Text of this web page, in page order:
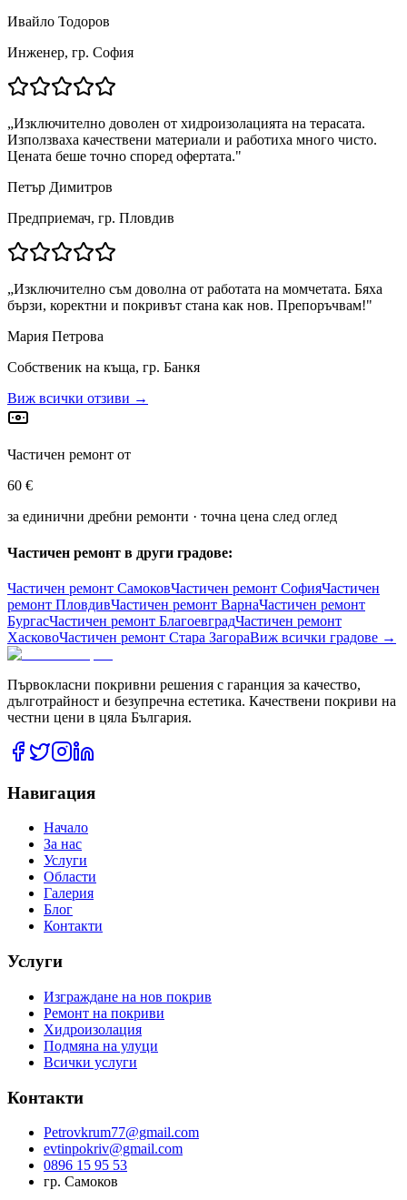
Ивайло Тодоров
Инженер, гр. София
„Изключително доволен от хидроизолацията на терасата.
Използваха качествени материали и работиха много чисто.
Цената беше точно според офертата."
Петър Димитров
Предприемач, гр. Пловдив
„Изключително съм доволна от работата на момчетата. Бяха
бързи, коректни и покривът стана как нов. Препоръчвам!"
Мария Петрова
Собственик на къща, гр. Банкя
Виж всички отзиви →
Частичен ремонт от
60 €
за единични дребни ремонти · точна цена след оглед
Частичен ремонт в други градове:
Частичен ремонт СамоковЧастичен ремонт СофияЧастичен
ремонт ПловдивЧастичен ремонт ВарнаЧастичен ремонт
БургасЧастичен ремонт БлагоевградЧастичен ремонт
ХасковоЧастичен ремонт Стара ЗагораВиж всички градове →
Първокласни покривни решения с гаранция за качество,
дълготрайност и безупречна естетика. Качествени покриви на
честни цени в цяла България.
Навигация
Начало
За нас
Услуги
Области
Галерия
Блог
Контакти
Услуги
Изграждане на нов покрив
Ремонт на покриви
Хидроизолация
Подмяна на улуци
Всички услуги
Контакти
Petrovkrum77@gmail.com
evtinpokriv@gmail.com
0896 15 95 53
гр. Самоков